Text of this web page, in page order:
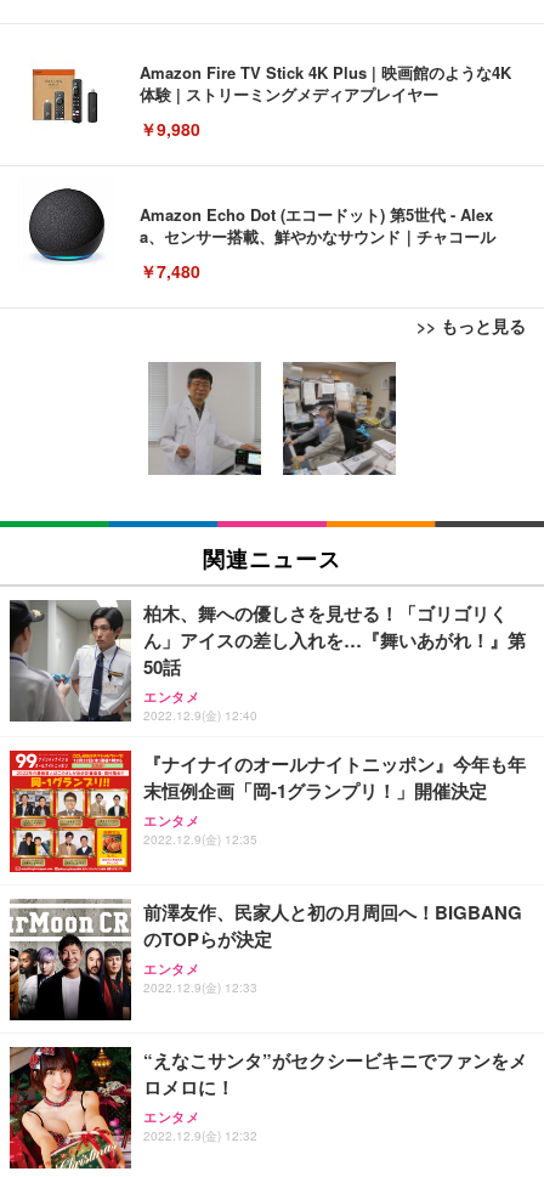
Amazon Fire TV Stick 4K Plus | 映画館のような4K
体験 | ストリーミングメディアプレイヤー
￥9,980
Amazon Echo Dot (エコードット) 第5世代 - Alex
a、センサー搭載、鮮やかなサウンド｜チャコール
￥7,480
>> もっと見る
[EdoErgo] オフィスチェア 椅子 テレワーク 疲れな
い 跳ね上げ式アームレスト コンパクト 約105度ロッ
キング pc 事務椅子 360度回転 座面昇降 強化ナイロ
ン樹脂ベース 通気性メッシュ 在宅ワーク H-WY01
(黒網+黒枠+黒足)
￥5,699
SIHOO B100 オフィスチェア／デスクチェア メッシ
ュチェア 人間工学 疲れない ブラック
￥27,999
Sezlife オフィスチェア デスクチェア 疲れない テレ
ワーク チェア 強化バックレスト 30度ロッキング機
能 人間工学 椅子 腰サポート 90度跳ね上げ式アーム
レスト 3Dヘッドレスト ハンガー付き 高反発クッシ
務用 おしゃれ パソコンチェア (ブラック)
Sezlife オフィスチェア デスクチェア 疲れない テレ
ワーク チェア 強化バックレスト 30度ロッキング機
能 人間工学 椅子 腰サポート 90度跳ね上げ式アーム
務用 おしゃれ パソコンチェア (ホワイト)
ANDWINT オフィスチェア デスクチェア 肘なし メ
ッシュ 通気性 ランバーサポート付き 腰サポート ガ
ス圧無段階昇降 360度回転 キャスター付き コンパク
EIZO ビジネス向けプレミアムモニター | FlexScan
EV3240X-WT | 31.5型4K UHD・USB Type-C・ホワ
￥105,595
EIZO ビジネス向けプレミアムモニター | FlexScan
￥109,572
【純正品】27"ゲーミングモニター DualSense 充電
フック付き（CFI-ZDM1J）
￥49,979
【整備済み品】Dell E2724HS 27インチ 液晶モニタ
ー フルHD（1920×1080）VA 非光沢 HDMI/DisplayP
ort/VGA スピーカー内蔵 高さ調整 スイベル VESA対
【MiniLED/24.5inch/280Hz/FHD】GRAPHT THE S
HOOTER Gaming Monitor 24” Essential ゲーミン
グモニター QD 24.5インチ 1ms FHD 量子ドット 残
Amazonベーシック ペットシーツ 薄型 レギュラー 1
回使い捨て 無香料 ホワイト 300枚
￥3,373
Amazonベーシック ペットシーツ 厚型 ワイド 42枚
x2袋(84枚) ホワイト(吸収面:ライトブルー)
￥3,234
ネオ・ルーライフ ネオ・オムツ L 中型犬用 26枚入
り 単品
￥1,800
Smart Basic(スマートベーシック) 【Amazon.co.jp
限定】 Smart Basic アイリスオーヤマ ペットシーツ
超厚型 お徳用 ワイド 100枚入 (x 1) (ケース販売)
アイリスオーヤマ ペットシーツ 超厚型 お徳用 レギ
ュラー 200枚入【Amazon.co.jp限定】
関連ニュース
柏木、舞への優しさを見せる！「ゴリゴリく
ん」アイスの差し入れを…『舞いあがれ！』第
50話
エンタメ
2022.12.9(金) 12:40
『ナイナイのオールナイトニッポン』今年も年
末恒例企画「岡-1グランプリ！」開催決定
エンタメ
2022.12.9(金) 12:35
前澤友作、民家人と初の月周回へ！BIGBANG
のTOPらが決定
エンタメ
2022.12.9(金) 12:33
“えなこサンタ”がセクシービキニでファンをメ
ロメロに！
エンタメ
2022.12.9(金) 12:32